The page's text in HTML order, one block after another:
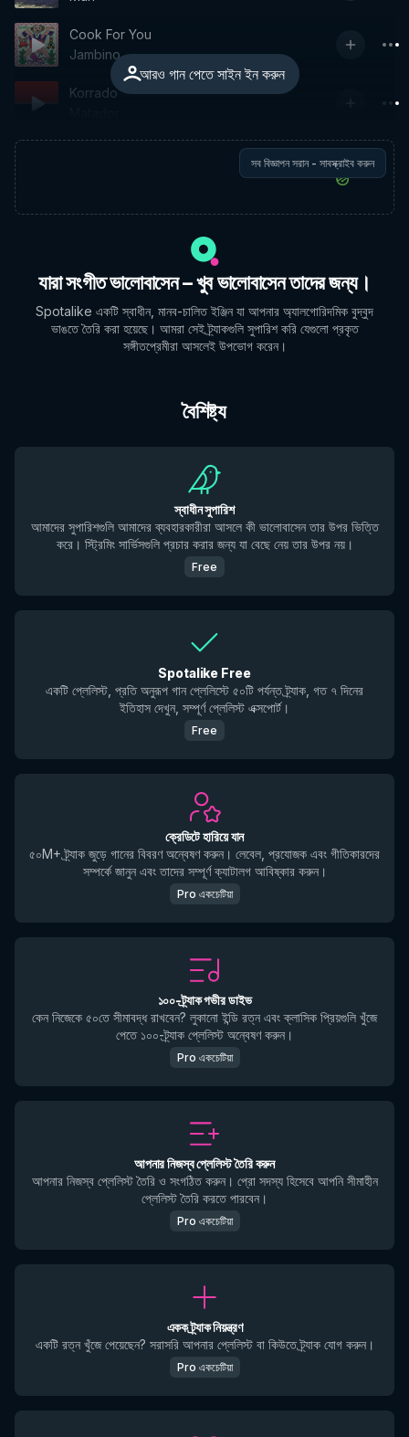
আরও গান পেতে সাইন ইন করুন
Cook For You
Jambino
Korrado
সব বিজ্ঞাপন সরান - সাবস্ক্রাইব করুন
যারা সংগীত ভালোবাসেন – খুব ভালোবাসেন তাদের জন্য।
Spotalike একটি স্বাধীন, মানব-চালিত ইঞ্জিন যা আপনার অ্যালগোরিদমিক বুদ্বুদ
ভাঙতে তৈরি করা হয়েছে। আমরা সেই ট্র্যাকগুলি সুপারিশ করি যেগুলো প্রকৃত
সঙ্গীতপ্রেমীরা আসলেই উপভোগ করেন।
বৈশিষ্ট্য
স্বাধীন সুপারিশ
আমাদের সুপারিশগুলি আমাদের ব্যবহারকারীরা আসলে কী ভালোবাসেন তার উপর ভিত্তি
করে। স্ট্রিমিং সার্ভিসগুলি প্রচার করার জন্য যা বেছে নেয় তার উপর নয়।
Free
Spotalike Free
একটি প্লেলিস্ট, প্রতি অনুরূপ গান প্লেলিস্টে ৫০টি পর্যন্ত ট্র্যাক, গত ৭ দিনের
ইতিহাস দেখুন, সম্পূর্ণ প্লেলিস্ট এক্সপোর্ট।
Free
ক্রেডিটে হারিয়ে যান
৫০M+ ট্র্যাক জুড়ে গানের বিবরণ অন্বেষণ করুন। লেবেল, প্রযোজক এবং গীতিকারদের
সম্পর্কে জানুন এবং তাদের সম্পূর্ণ ক্যাটালগ আবিষ্কার করুন।
Pro একচেটিয়া
১০০-ট্র্যাক গভীর ডাইভ
কেন নিজেকে ৫০তে সীমাবদ্ধ রাখবেন? লুকানো ইন্ডি রত্ন এবং ক্লাসিক প্রিয়গুলি খুঁজে
পেতে ১০০-ট্র্যাক প্লেলিস্ট অন্বেষণ করুন।
Pro একচেটিয়া
আপনার নিজস্ব প্লেলিস্ট তৈরি করুন
আপনার নিজস্ব প্লেলিস্ট তৈরি ও সংগঠিত করুন। প্রো সদস্য হিসেবে আপনি সীমাহীন
প্লেলিস্ট তৈরি করতে পারবেন।
Pro একচেটিয়া
একক ট্র্যাক নিয়ন্ত্রণ
একটি রত্ন খুঁজে পেয়েছেন? সরাসরি আপনার প্লেলিস্ট বা কিউতে ট্র্যাক যোগ করুন।
Pro একচেটিয়া